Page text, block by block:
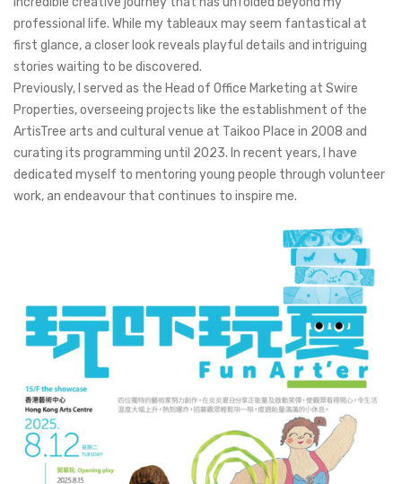
professional life. While my tableaux may seem fantastical at
first glance, a closer look reveals playful details and intriguing
stories waiting to be discovered.
Previously, I served as the Head of Office Marketing at Swire
Properties, overseeing projects like the establishment of the
ArtisTree arts and cultural venue at Taikoo Place in 2008 and
curating its programming until 2023. In recent years, I have
dedicated myself to mentoring young people through volunteer
work, an endeavour that continues to inspire me.